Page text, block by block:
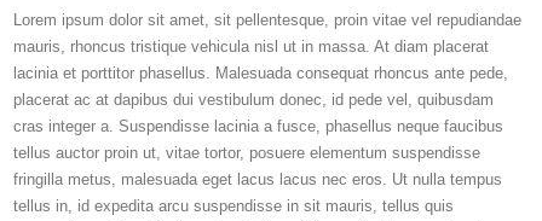
Lorem ipsum dolor sit amet, sit pellentesque, proin vitae vel repudiandae
mauris, rhoncus tristique vehicula nisl ut in massa. At diam placerat
lacinia et porttitor phasellus. Malesuada consequat rhoncus ante pede,
placerat ac at dapibus dui vestibulum donec, id pede vel, quibusdam
cras integer a. Suspendisse lacinia a fusce, phasellus neque faucibus
tellus auctor proin ut, vitae tortor, posuere elementum suspendisse
fringilla metus, malesuada eget lacus lacus nec eros. Ut nulla tempus
tellus in, id expedita arcu suspendisse in sit mauris, tellus quis